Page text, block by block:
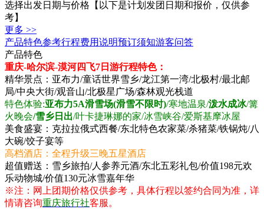
选择出发日期与价格 【以下是计划发团日期和报价，仅供参
考】
更多 >>
产品特色参考行程费用说明预订须知游客问答
产品特色
重庆-哈尔滨-漠河四飞7日游行程特色：
精华景点：亚布力/童话世界雪乡/龙江第一湾/北极村/最北邮
局/中央大街/观音山/北极星广场/森林观光栈道
特色体验:亚布力5A滑雪场(滑雪不限时)/寒地温泉/泼水成冰/篝
火晚会/雪乡日出/叶卡捷琳娜的家/冰雪峡谷/爱斯基摩冰屋
美食盛宴：克拉拉俄式西餐/东北特色农家菜/杀猪菜/铁锅炖/八
大碗/饺子宴等
高档酒店：全程升级三晚五星酒店
超值赠送：雪乡旅拍/人参养元酒/东北五彩礼包/价值198元欢
乐动物城/价值130元冰雪嘉年华
※注：网上团期价格仅供参考，具体行程以签约合同为准，详
情请咨询重庆旅行社客服。